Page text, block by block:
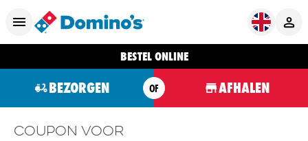
BESTEL ONLINE
BEZORGEN OF AFHALEN
Coupon voor